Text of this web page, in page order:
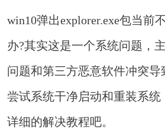
win10弹出explorer.exe包当前
办?其实这是一个系统问题，
问题和第三方恶意软件冲突
尝试系统干净启动和重装系
详细的解决教程吧。